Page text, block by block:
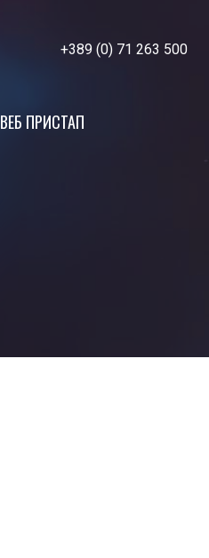
+389 (0) 71 263 500
ВЕБ ПРИСТАП